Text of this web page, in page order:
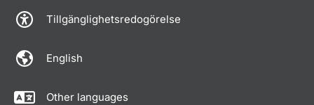
Tillgänglighetsredogörelse
English
Other languages